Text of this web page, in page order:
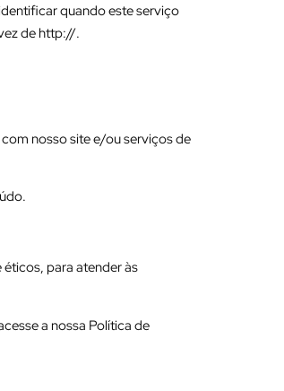
quando este serviço
de http://.
nosso site e/ou serviços de
para atender às
a nossa Política de